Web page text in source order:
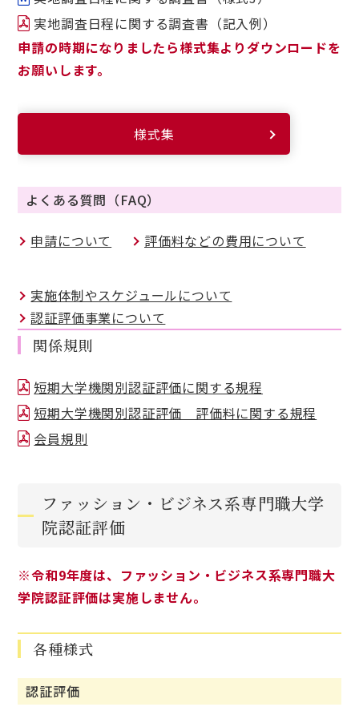
実地調査日程に関する調査書（記入例）
申請の時期になりましたら様式集よりダウンロードを
お願いします。
様式集
よくある質問（FAQ）
申請について 評価料などの費用について
実施体制やスケジュールについて
認証評価事業について
関係規則
短期大学機関別認証評価に関する規程
短期大学機関別認証評価 評価料に関する規程
会員規則
ファッション・ビジネス系専門職大学
院認証評価
※令和9年度は、ファッション・ビジネス系専門職大
学院認証評価は実施しません。
各種様式
認証評価